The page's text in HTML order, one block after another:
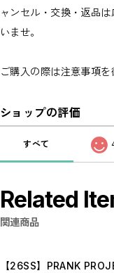
ャンセル・交換・返品
いませ。
ご購入の際は注意事項を
ショップの評価
すべて
Related
関連商品
【26SS】PRANK